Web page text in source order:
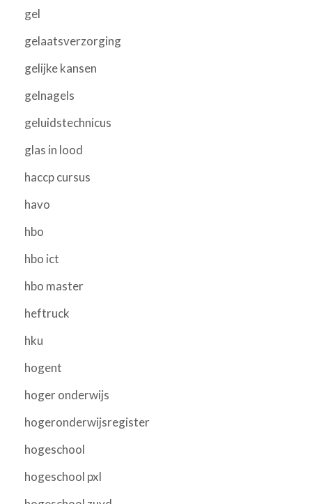
gel
gelaatsverzorging
gelijke kansen
gelnagels
geluidstechnicus
glas in lood
haccp cursus
havo
hbo
hbo ict
hbo master
heftruck
hku
hogent
hoger onderwijs
hogeronderwijsregister
hogeschool
hogeschool pxl